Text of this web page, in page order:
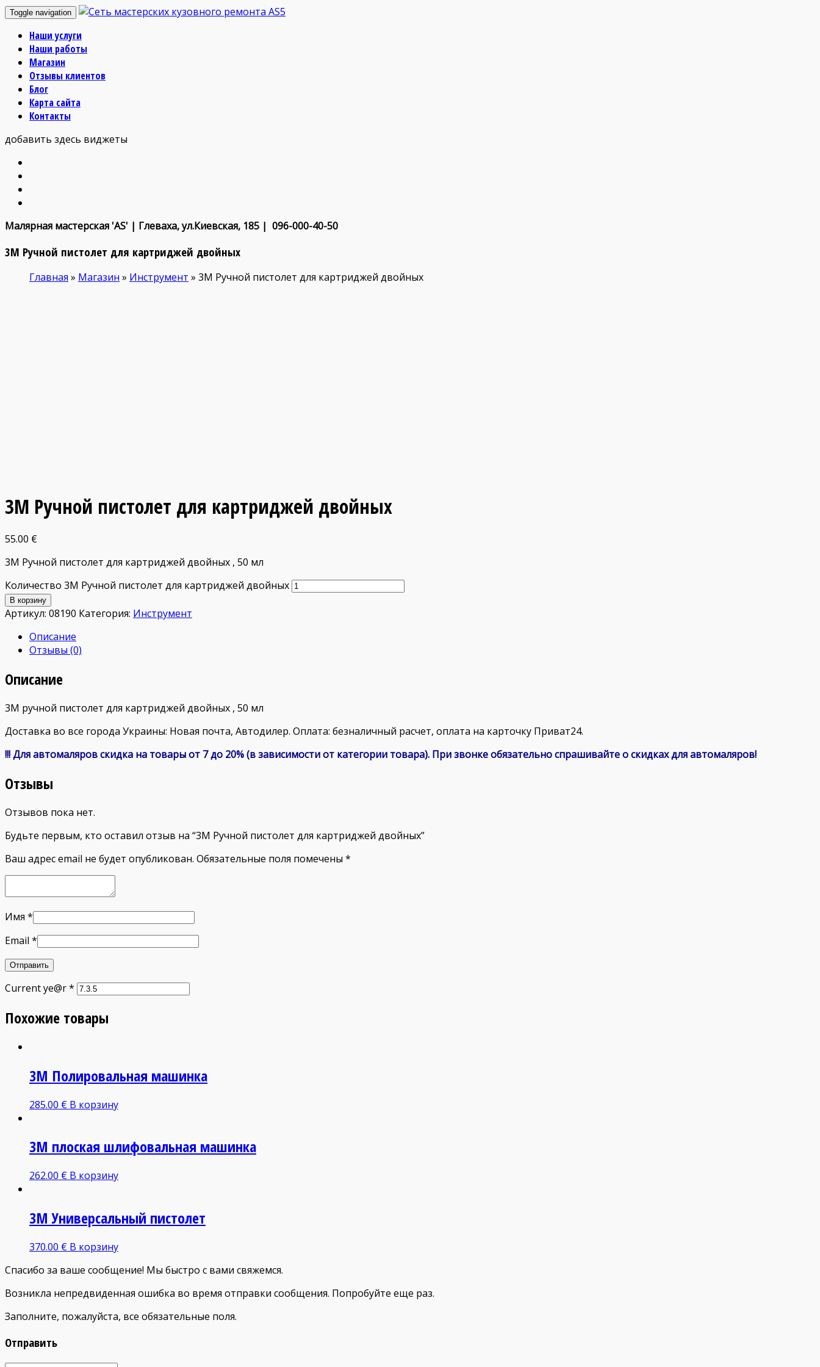
Toggle navigation
Наши услуги
Наши работы
Магазин
Отзывы клиентов
Блог
Карта сайта
Контакты
добавить здесь виджеты
Малярная мастерская 'AS' | Глеваха, ул.Киевская, 185 | 096-000-40-50
3М Ручной пистолет для картриджей двойных
Главная » Магазин » Инструмент » 3М Ручной пистолет для картриджей двойных
3М Ручной пистолет для картриджей двойных
55.00 €
3М Ручной пистолет для картриджей двойных , 50 мл
Количество 3М Ручной пистолет для картриджей двойных
В корзину
Артикул: 08190 Категория: Инструмент
Описание
Отзывы (0)
Описание
3М ручной пистолет для картриджей двойных , 50 мл
Доставка во все города Украины: Новая почта, Автодилер. Оплата: безналичный расчет, оплата на карточку Приват24.
!!! Для автомаляров скидка на товары от 7 до 20% (в зависимости от категории товара). При звонке обязательно спрашивайте о скидках для автомаляров!
Отзывы
Отзывов пока нет.
Будьте первым, кто оставил отзыв на “3М Ручной пистолет для картриджей двойных”
Ваш адрес email не будет опубликован. Обязательные поля помечены *
Имя *
Email *
Current ye@r*
Похожие товары
3М Полировальная машинка
285.00 € В корзину
3М плоская шлифовальная машинка
262.00 € В корзину
3M Универсальный пистолет
370.00 € В корзину
Спасибо за ваше сообщение! Мы быстро с вами свяжемся.
Возникла непредвиденная ошибка во время отправки сообщения. Попробуйте еще раз.
Заполните, пожалуйста, все обязательные поля.
Отправить